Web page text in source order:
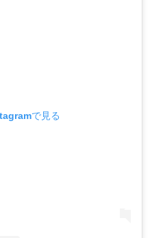
で見る